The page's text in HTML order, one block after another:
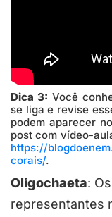
Dica 3: Você
se liga e revise
podem aparecer
post com vídeo-
https://
corais/.
Oligochaeta: Os
representantes